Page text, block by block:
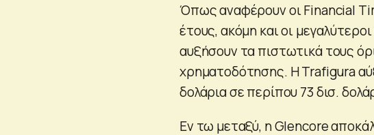
Όπως αναφέρουν οι Financial
έτους, ακόμη και οι
αυξήσουν τα πιστωτικά τους
χρηματοδότησης. Η Trafigura
δολάρια σε περίπου 73 δισ.
Εν τω μεταξύ, η Glencore